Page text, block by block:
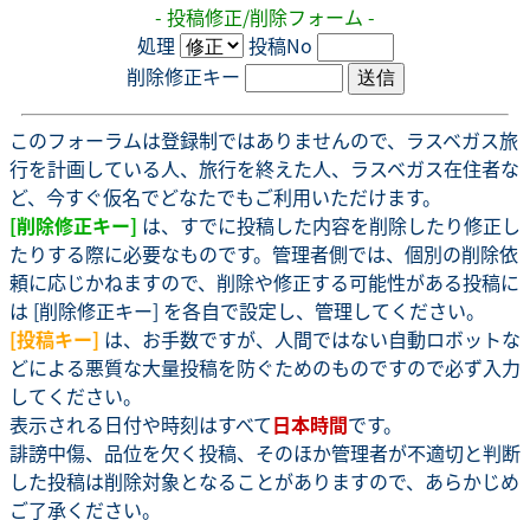
- 投稿修正/削除フォーム -
処理
投稿No
削除修正キー
このフォーラムは登録制ではありませんので、ラスベガス旅
行を計画している人、旅行を終えた人、ラスベガス在住者な
ど、今すぐ仮名でどなたでもご利用いただけます。
[削除修正キー] は、すでに投稿した内容を削除したり修正し
たりする際に必要なものです。管理者側では、個別の削除依
頼に応じかねますので、削除や修正する可能性がある投稿に
は [削除修正キー] を各自で設定し、管理してください。
[投稿キー] は、お手数ですが、人間ではない自動ロボットな
どによる悪質な大量投稿を防ぐためのものですので必ず入力
してください。
表示される日付や時刻はすべて日本時間です。
誹謗中傷、品位を欠く投稿、そのほか管理者が不適切と判断
した投稿は削除対象となることがありますので、あらかじめ
ご了承ください。